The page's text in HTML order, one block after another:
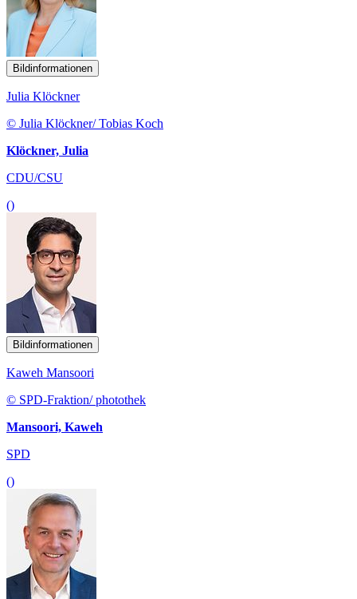
Bildinformationen
Julia Klöckner
© Julia Klöckner/ Tobias Koch
Klöckner, Julia
CDU/CSU
()
Bildinformationen
Kaweh Mansoori
© SPD-Fraktion/ photothek
Mansoori, Kaweh
SPD
()